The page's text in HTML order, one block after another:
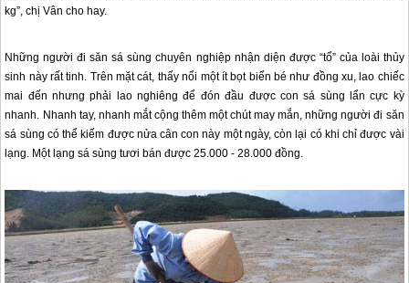
kg”, chị Vân cho hay.
Những người đi săn sá sùng chuyên nghiệp nhận diện được “tổ” của loài thủy
sinh này rất tinh. Trên mặt cát, thấy nổi một ít bọt biển bé như đồng xu, lao chiếc
mai đến nhưng phải lao nghiêng để đón đầu được con sá sùng lẩn cực kỳ
nhanh. Nhanh tay, nhanh mắt cộng thêm một chút may mắn, những người đi săn
sá sùng có thể kiếm được nửa cân con này một ngày, còn lại có khi chỉ được vài
lạng. Một lạng sá sùng tươi bán được 25.000 - 28.000 đồng.